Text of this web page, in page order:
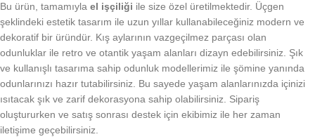
Bu ürün, tamamıyla el işçiliği ile size özel üretilmektedir. Üçgen
şeklindeki estetik tasarım ile uzun yıllar kullanabileceğiniz modern ve
dekoratif bir üründür. Kış aylarının vazgeçilmez parçası olan
odunluklar ile retro ve otantik yaşam alanları dizayn edebilirsiniz. Şık
ve kullanışlı tasarıma sahip odunluk modellerimiz ile şömine yanında
odunlarınızı hazır tutabilirsiniz. Bu sayede yaşam alanlarınızda içinizi
ısıtacak şık ve zarif dekorasyona sahip olabilirsiniz. Sipariş
oluştururken ve satış sonrası destek için ekibimiz ile her zaman
iletişime geçebilirsiniz.